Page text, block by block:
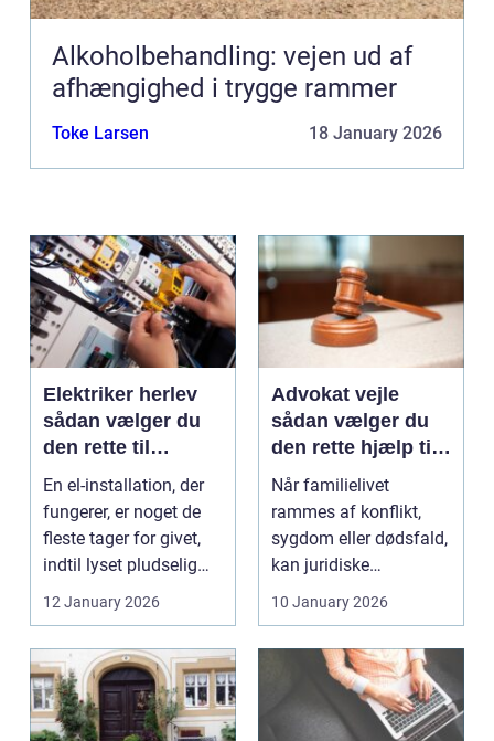
Alkoholbehandling: vejen ud af
afhængighed i trygge rammer
Toke Larsen 18 January 2026
Elektriker herlev
sådan vælger du
den rette til
opgaven
En el-installation, der
fungerer, er noget de
fleste tager for givet,
indtil lyset pludselig
går, el...
12 January 2026
Advokat vejle
sådan vælger du
den rette hjælp til
familien
Når familielivet
rammes af konflikt,
sygdom eller dødsfald,
kan juridiske
spørgsmål hurtigt
vokse si...
10 January 2026